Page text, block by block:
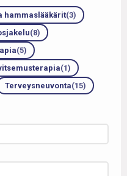
hammaslääkärit(3)
(8)
(5)
(1)
Terveysneuvonta(15)